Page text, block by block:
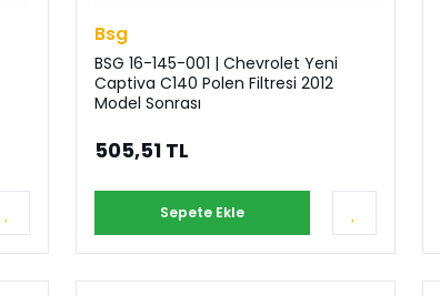
Bsg
BSG 16-145-001 | Chevrolet Yeni
Captiva C140 Polen Filtresi 2012
Model Sonrası
505,51 TL
Sepete Ekle